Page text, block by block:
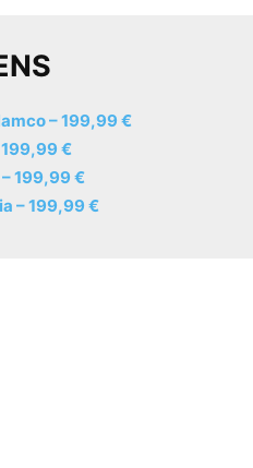
– 199,99 €
199,99 €
199,99 €
– 199,99 €